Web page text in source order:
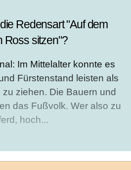
Redensart "Auf dem
Ross sitzen"?
Im Mittelalter konnte es
Fürstenstand leisten als
zu ziehen. Die Bauern und
das Fußvolk. Wer also zu
hoch...